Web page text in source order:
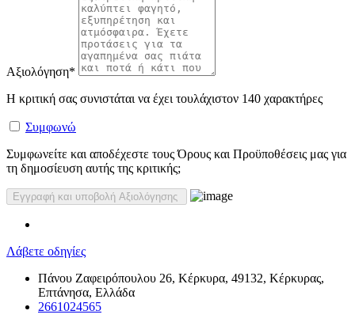
Αξιολόγηση*
Η κριτική σας συνιστάται να έχει τουλάχιστον 140 χαρακτήρες
Συμφωνώ
Συμφωνείτε και αποδέχεστε τους Όρους και Προϋποθέσεις μας για
τη δημοσίευση αυτής της κριτικής;
Λάβετε οδηγίες
Πάνου Ζαφειρόπουλου 26, Κέρκυρα, 49132, Κέρκυρας,
Επτάνησα, Ελλάδα
2661024565